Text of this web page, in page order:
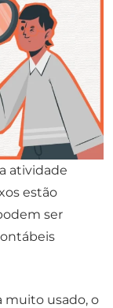
atividade
estão
ser
muito usado, o